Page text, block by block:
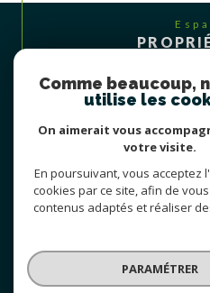
© 2026 | TOUS DROITS RÉSERVÉS |
NOS HONORAIRES
NOS LIENS
Comme beaucoup,
utilise les
On aimerait vous
votre visite.
En poursuivant, vous acceptez
cookies par ce site, afin de
contenus adaptés et réaliser
PARAMÉTRER